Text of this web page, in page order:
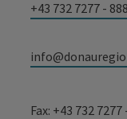
+43 732 7277 - 888
Fax: +43 732 7277